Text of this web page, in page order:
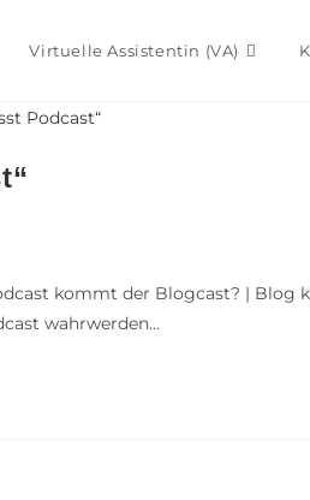
Virtuelle Assistentin (VA)
kommt der Blogcast? | Blog
wahrwerden…